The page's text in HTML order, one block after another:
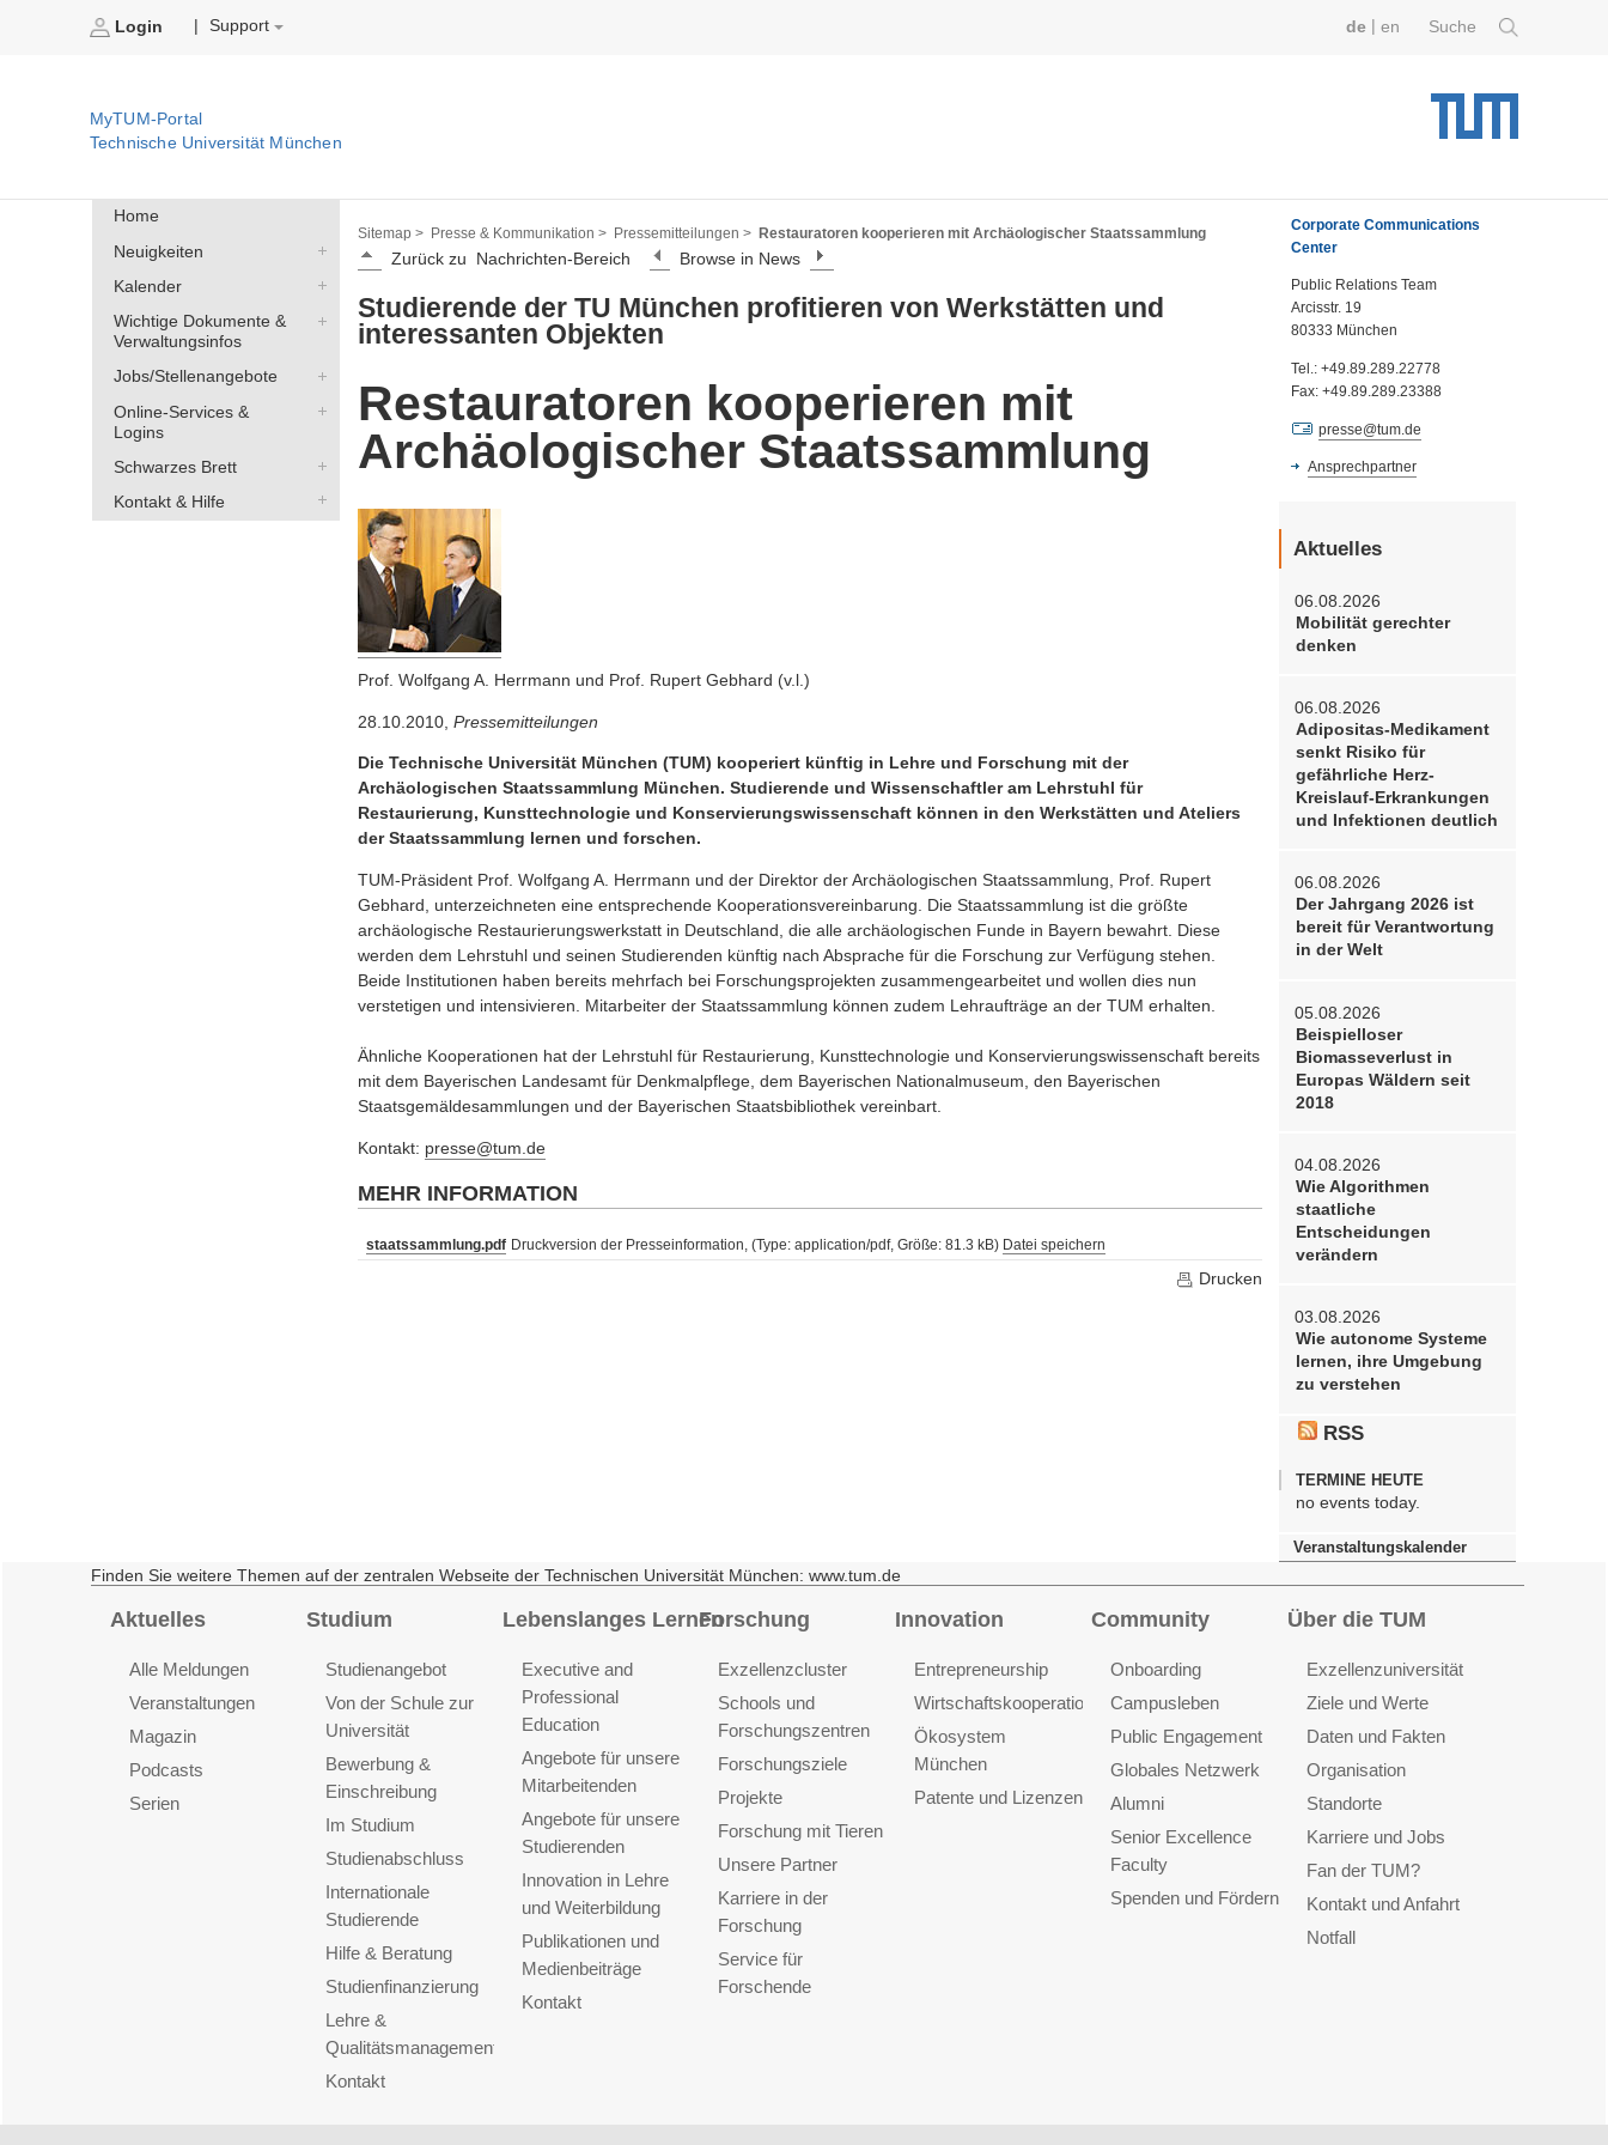
Login Support Suche
de en
MyTUM-Portal
Technische Universität München
Home
Neuigkeiten
Kalender
Wichtige Dokumente &
Verwaltungsinfos
Jobs/Stellenangebote
Online-Services &
Logins
Schwarzes Brett
Kontakt & Hilfe
Sitemap > Presse & Kommunikation > Pressemitteilungen > Restauratoren kooperieren mit Archäologischer Staatssammlung
Zurück zu Nachrichten-Bereich Browse in News
Studierende der TU München profitieren von Werkstätten und
interessanten Objekten
Restauratoren kooperieren mit
Archäologischer Staatssammlung
Prof. Wolfgang A. Herrmann und Prof. Rupert Gebhard (v.l.)
28.10.2010, Pressemitteilungen
Die Technische Universität München (TUM) kooperiert künftig in Lehre und Forschung mit der
Archäologischen Staatssammlung München. Studierende und Wissenschaftler am Lehrstuhl für
Restaurierung, Kunsttechnologie und Konservierungswissenschaft können in den Werkstätten und Ateliers
der Staatssammlung lernen und forschen.
TUM-Präsident Prof. Wolfgang A. Herrmann und der Direktor der Archäologischen Staatssammlung, Prof. Rupert
Gebhard, unterzeichneten eine entsprechende Kooperationsvereinbarung. Die Staatssammlung ist die größte
archäologische Restaurierungswerkstatt in Deutschland, die alle archäologischen Funde in Bayern bewahrt. Diese
werden dem Lehrstuhl und seinen Studierenden künftig nach Absprache für die Forschung zur Verfügung stehen.
Beide Institutionen haben bereits mehrfach bei Forschungsprojekten zusammengearbeitet und wollen dies nun
verstetigen und intensivieren. Mitarbeiter der Staatssammlung können zudem Lehraufträge an der TUM erhalten.
Ähnliche Kooperationen hat der Lehrstuhl für Restaurierung, Kunsttechnologie und Konservierungswissenschaft bereits
mit dem Bayerischen Landesamt für Denkmalpflege, dem Bayerischen Nationalmuseum, den Bayerischen
Staatsgemäldesammlungen und der Bayerischen Staatsbibliothek vereinbart.
Kontakt: presse@tum.de
MEHR INFORMATION
staatssammlung.pdf Druckversion der Presseinformation, (Type: application/pdf, Größe: 81.3 kB) Datei speichern
Drucken
Corporate Communications
Center
Public Relations Team
Arcisstr. 19
80333 München
Tel.: +49.89.289.22778
Fax: +49.89.289.23388
presse@tum.de
Ansprechpartner
Aktuelles
06.08.2026
Mobilität gerechter
denken
06.08.2026
Adipositas-Medikament
senkt Risiko für
gefährliche Herz-
Kreislauf-Erkrankungen
und Infektionen deutlich
06.08.2026
Der Jahrgang 2026 ist
bereit für Verantwortung
in der Welt
05.08.2026
Beispielloser
Biomasseverlust in
Europas Wäldern seit
2018
04.08.2026
Wie Algorithmen
staatliche
Entscheidungen
verändern
03.08.2026
Wie autonome Systeme
lernen, ihre Umgebung
zu verstehen
RSS
TERMINE HEUTE
no events today.
Veranstaltungskalender
Finden Sie weitere Themen auf der zentralen Webseite der Technischen Universität München: www.tum.de
Aktuelles
Alle Meldungen
Veranstaltungen
Magazin
Podcasts
Serien
Studium
Studienangebot
Von der Schule zur
Universität
Bewerbung &
Einschreibung
Im Studium
Studienabschluss
Internationale
Studierende
Hilfe & Beratung
Studienfinanzierung
Lehre &
Qualitätsmanagement
Kontakt
Lebenslanges Lernen
Executive and
Professional
Education
Angebote für unsere
Mitarbeitenden
Angebote für unsere
Studierenden
Innovation in Lehre
und Weiterbildung
Publikationen und
Medienbeiträge
Kontakt
Forschung
Exzellenzcluster
Schools und
Forschungszentren
Forschungsziele
Projekte
Forschung mit Tieren
Unsere Partner
Karriere in der
Forschung
Service für
Forschende
Innovation
Entrepreneurship
Wirtschaftskooperationen
Ökosystem
München
Patente und Lizenzen
Community
Onboarding
Campusleben
Public Engagement
Globales Netzwerk
Alumni
Senior Excellence
Faculty
Spenden und Fördern
Über die TUM
Exzellenzuniversität
Ziele und Werte
Daten und Fakten
Organisation
Standorte
Karriere und Jobs
Fan der TUM?
Kontakt und Anfahrt
Notfall